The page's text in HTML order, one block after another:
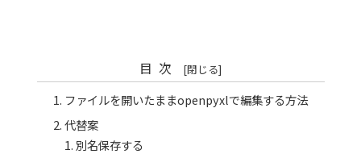
目次
ファイルを開いたままopenpyxlで編集する方法
代替案
別名保存する